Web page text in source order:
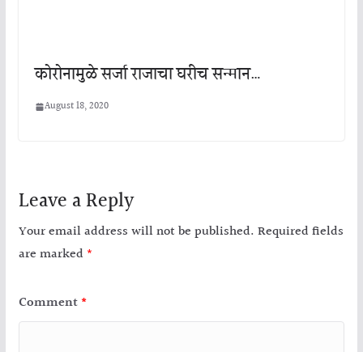
कोरोनामुळे सर्जा राजाचा घरीच सन्मान…
August 18, 2020
Leave a Reply
Your email address will not be published. Required fields
are marked *
Comment *